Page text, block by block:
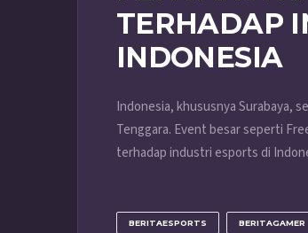
TERHADAP
INDONESIA
Indonesia, khususnya Surabaya,
Tenggara. Event besar seperti
terhadap industri esports di
BERITAESPORTS BERITAGAMER